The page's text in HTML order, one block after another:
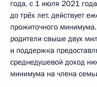
года, с 1 июля 2021
до трёх лет, действует
прожиточного
родители свыше двух
и поддержка
среднедушевой доход
минимума на члена